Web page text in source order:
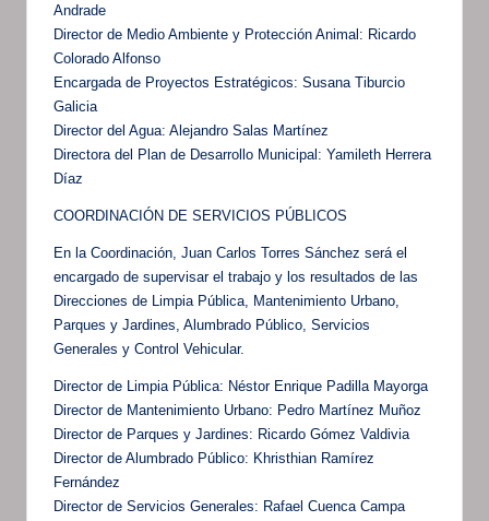
Andrade
Director de Medio Ambiente y Protección Animal: Ricardo
Colorado Alfonso
Encargada de Proyectos Estratégicos: Susana Tiburcio
Galicia
Director del Agua: Alejandro Salas Martínez
Directora del Plan de Desarrollo Municipal: Yamileth Herrera
Díaz
COORDINACIÓN DE SERVICIOS PÚBLICOS
En la Coordinación, Juan Carlos Torres Sánchez será el
encargado de supervisar el trabajo y los resultados de las
Direcciones de Limpia Pública, Mantenimiento Urbano,
Parques y Jardines, Alumbrado Público, Servicios
Generales y Control Vehicular.
Director de Limpia Pública: Néstor Enrique Padilla Mayorga
Director de Mantenimiento Urbano: Pedro Martínez Muñoz
Director de Parques y Jardines: Ricardo Gómez Valdivia
Director de Alumbrado Público: Khristhian Ramírez
Fernández
Director de Servicios Generales: Rafael Cuenca Campa